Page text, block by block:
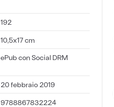
192
10,5x17 cm
ePub con Social DRM
20 febbraio 2019
9788867832224